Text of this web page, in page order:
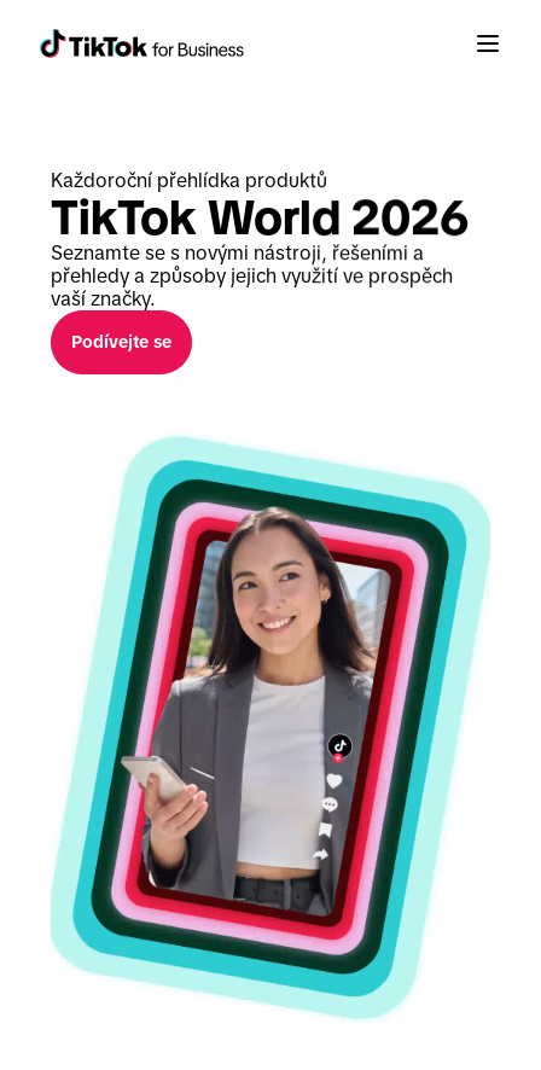
Každoroční přehlídka produktů
TikTok World 2026
Seznamte se s novými nástroji, řešeními a
přehledy a způsoby jejich využití ve prospěch
vaší značky.
Podívejte se